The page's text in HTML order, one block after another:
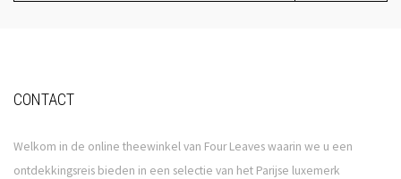
CONTACT
Welkom in de online theewinkel van Four Leaves waarin we u een
ontdekkingsreis bieden in een selectie van het Parijse luxemerk